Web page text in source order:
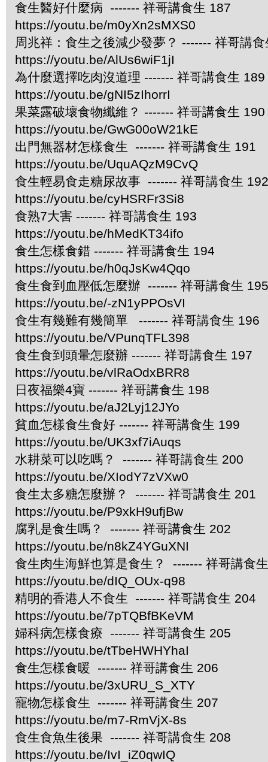
食生醫好什麼病 ------- 祥哥講食生 187
https://youtu.be/m0yXn2sMXS0
周兆祥：食生之後減少發夢？ ------- 祥哥講
https://youtu.be/AlUs6wiF1jI
為什麼選擇吃肉沒道理 ------- 祥哥講食生 189
https://youtu.be/gNI5zIhorrI
果菜露破壞食物纖維？ ------- 祥哥講食生 190
https://youtu.be/GwG00oW21kE
出門無器材怎樣食生 ------- 祥哥講食生 191
https://youtu.be/UquAQzM9CvQ
食生輕易食走糖尿故事 ------- 祥哥講食生 192
https://youtu.be/cyHSRFr3Si8
食熟7大害 ------- 祥哥講食生 193
https://youtu.be/hMedKT34ifo
食生怎樣食錯 ------- 祥哥講食生 194
https://youtu.be/h0qJsKw4Qqo
食生食到血壓低怎麼辦 ------- 祥哥講食生 195
https://youtu.be/-zN1yPPOsVI
食生有幾難有幾簡單 ------- 祥哥講食生 196
https://youtu.be/VPunqTFL398
食生食到頭暈怎麼辦 ------- 祥哥講食生 197
https://youtu.be/vlRaOdxBRR8
日夜福樂4寶 ------- 祥哥講食生 198
https://youtu.be/aJ2Lyj12JYo
貧血怎樣食生食好 ------- 祥哥講食生 199
https://youtu.be/UK3xf7iAuqs
水耕菜可以吃嗎？ ------- 祥哥講食生 200
https://youtu.be/XIodY7zVXw0
食生太多糖怎麼辦？ ------- 祥哥講食生 201
https://youtu.be/P9xkH9ufjBw
腐乳是食生嗎？ ------- 祥哥講食生 202
https://youtu.be/n8kZ4YGuXNI
食生肉生海鮮也算是食生？ ------- 祥哥講食
https://youtu.be/dIQ_OUx-q98
精明的香港人不食生 ------- 祥哥講食生 204
https://youtu.be/7pTQBfBKeVM
婦科病怎樣食療 ------- 祥哥講食生 205
https://youtu.be/tTbeHWHYhaI
食生怎樣食暖 ------- 祥哥講食生 206
https://youtu.be/3xURU_S_XTY
寵物怎樣食生 ------- 祥哥講食生 207
https://youtu.be/m7-RmVjX-8s
食生食魚生後果 ------- 祥哥講食生 208
https://youtu.be/IvI_iZ0qwIQ